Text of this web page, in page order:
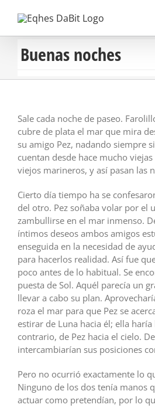
Buenas noches
Sale cada noche de paseo.
cubre de plata el mar que mira
su amigo Pez, nadando siempre
cuentan desde hace mucho
viejos marineros, y así pasan las
Cierto día tiempo ha se
del otro. Pez soñaba volar por el
zambullirse en el mar inmenso.
íntimos deseos ambos amigos
enseguida en la necesidad de
para hacerlos realidad. Así fue
poco antes de lo habitual. Se
puesta de Sol. Aquél parecía un
llevar a cabo su plan.
roza el mar para que Pez se
estirar de Luna hacia él; ella
contrario, de Pez hacia el cielo.
intercambiarían sus posiciones
Pero no ocurrió exactamente lo
Ninguno de los dos tenía manos
actuar como pretendían, por lo